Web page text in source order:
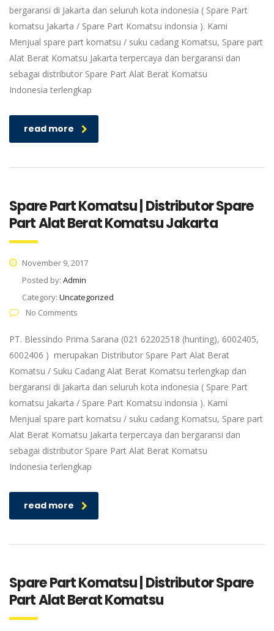
bergaransi di Jakarta dan seluruh kota indonesia ( Spare Part
komatsu Jakarta / Spare Part Komatsu indonsia ). Kami
Menjual spare part komatsu / suku cadang Komatsu, Spare part
Alat Berat Komatsu Jakarta terpercaya dan bergaransi dan
sebagai distributor Spare Part Alat Berat Komatsu
Indonesia terlengkap
read more
Spare Part Komatsu | Distributor Spare
Part Alat Berat Komatsu Jakarta
November 9, 2017
Posted by: Admin
Category: Uncategorized
No Comments
PT. Blessindo Prima Sarana (021 62202518 (hunting), 6002405,
6002406 ) merupakan Distributor Spare Part Alat Berat
Komatsu / Suku Cadang Alat Berat Komatsu terlengkap dan
bergaransi di Jakarta dan seluruh kota indonesia ( Spare Part
komatsu Jakarta / Spare Part Komatsu indonsia ). Kami
Menjual spare part komatsu / suku cadang Komatsu, Spare part
Alat Berat Komatsu Jakarta terpercaya dan bergaransi dan
sebagai distributor Spare Part Alat Berat Komatsu
Indonesia terlengkap
read more
Spare Part Komatsu | Distributor Spare
Part Alat Berat Komatsu